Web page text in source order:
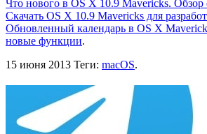
Что нового в OS X 10.9 Mavericks.
Скачать OS X 10.9 Mavericks для
Обновленный календарь в OS X
новые функции.
15 июня 2013 Теги: macOS.